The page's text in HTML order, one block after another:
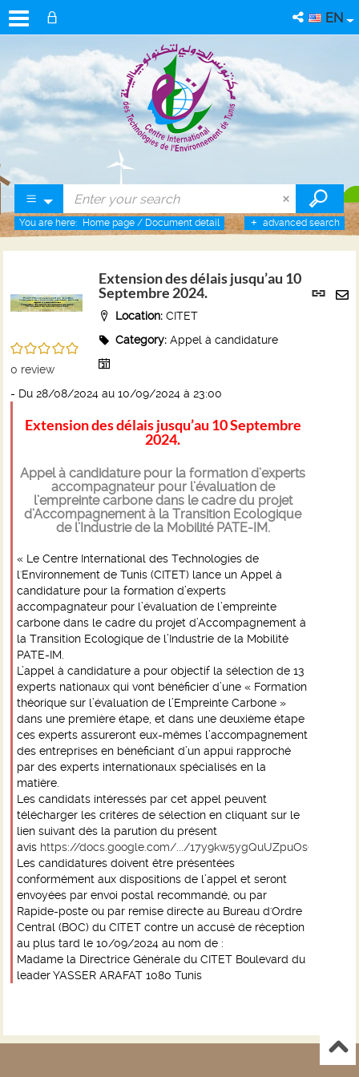
EN
advanced search
You are here: Home page / Document detail
link
/5
0 review
Extension des délais jusqu’au 10
Septembre 2024.
Location: CITET
Category: Appel à candidature
- Du 28/08/2024 au 10/09/2024 à 23:00
Extension des délais jusqu’au 10 Septembre
2024.
Appel à candidature pour la formation d’experts
accompagnateur pour l’évaluation de
l’empreinte carbone dans le cadre du projet
d’Accompagnement à la Transition Ecologique
de l’Industrie de la Mobilité PATE-IM.
« Le Centre International des Technologies de
l'Environnement de Tunis (CITET) lance un Appel à
candidature pour la formation d’experts
accompagnateur pour l’évaluation de l’empreinte
carbone dans le cadre du projet d’Accompagnement à
la Transition Ecologique de l’Industrie de la Mobilité
PATE-IM.
L’appel à candidature a pour objectif la sélection de 13
experts nationaux qui vont bénéficier d’une « Formation
théorique sur l’évaluation de l’Empreinte Carbone »
dans une première étape, et dans une deuxième étape
ces experts assureront eux-mêmes l’accompagnement
des entreprises en bénéficiant d’un appui rapproché
par des experts internationaux spécialisés en la
matière.
Les candidats intéressés par cet appel peuvent
télécharger les critères de sélection en cliquant sur le
lien suivant dès la parution du présent
avis https://docs.google.com/.../17y9kw5ygQuUZpuOsOejv.../
Les candidatures doivent être présentées
conformément aux dispositions de l’appel et seront
envoyées par envoi postal recommandé, ou par
Rapide-poste ou par remise directe au Bureau d'Ordre
Central (BOC) du CITET contre un accusé de réception
au plus tard le 10/09/2024 au nom de :
Madame la Directrice Générale du CITET Boulevard du
leader YASSER ARAFAT 1080 Tunis